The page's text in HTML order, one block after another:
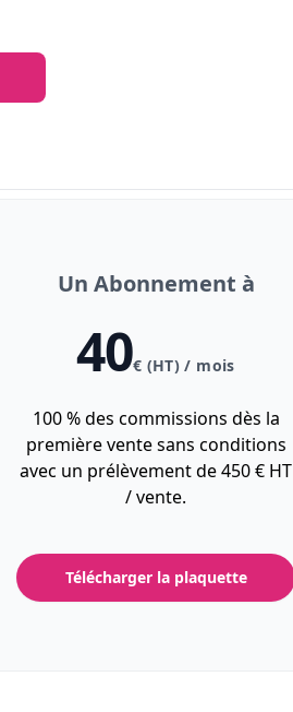
Un Abonnement à
40€ (HT) / mois
100 % des commissions dès la
première vente sans conditions
avec un prélèvement de 450 € HT
/ vente.
Télécharger la plaquette